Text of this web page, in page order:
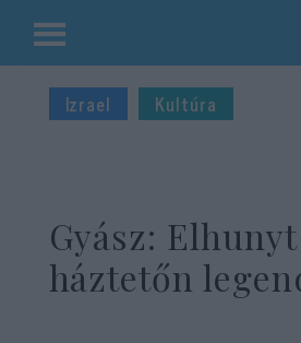
Kilépés
tartalomba
Izrael Kultúra
Gyász:
háztetőn